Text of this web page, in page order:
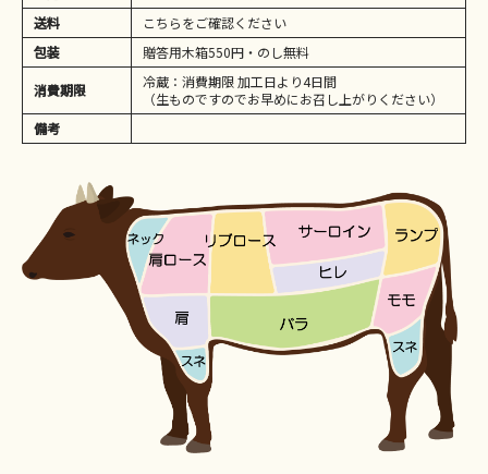
送料
こちらをご確認ください
包装
贈答用木箱550円・のし無料
消費期限
冷蔵：消費期限 加工日より4日間
（生ものですのでお早めにお召し上がりください）
備考